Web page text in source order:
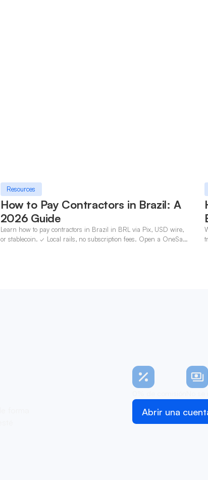
Resources
How to Pay Contractors in Brazil: A
2026 Guide
Learn how to pay contractors in Brazil in BRL via Pix, USD wire,
or stablecoin. ✓ Local rails, no subscription fees. Open a OneSafe
Abrir una